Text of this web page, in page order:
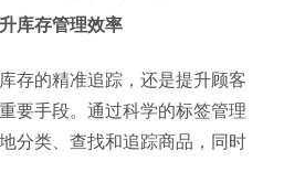
库存管理效率
存的精准追踪，还是提升顾客
要手段。通过科学的标签管理
分类、查找和追踪商品，同时